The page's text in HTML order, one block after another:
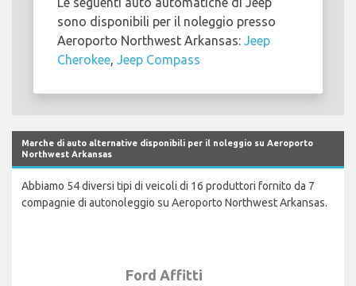
sono disponibili per il noleggio presso
Aeroporto Northwest Arkansas: Jeep
Cherokee, Jeep Compass
Marche di auto alternative disponibili per il noleggio su Aeroporto
Northwest Arkansas
Abbiamo 54 diversi tipi di veicoli di 16 produttori fornito da 7
compagnie di autonoleggio su Aeroporto Northwest Arkansas.
Ford Affitti